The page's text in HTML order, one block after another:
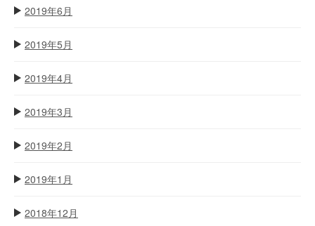
2019年6月
2019年5月
2019年4月
2019年3月
2019年2月
2019年1月
2018年12月